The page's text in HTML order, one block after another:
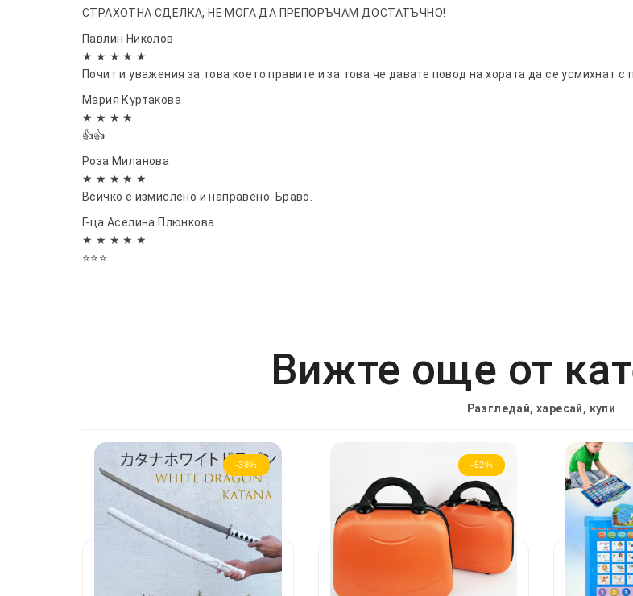
СТРАХОТНА СДЕЛКА, НЕ МОГА ДА ПРЕПОРЪЧАМ ДОСТАТЪЧНО!
Павлин Николов
★ ★ ★ ★ ★
Почит и уважения за това което правите и за това че давате повод на хората да се усмихнат с
Мария Куртакова
★ ★ ★ ★
👍👍
Роза Миланова
★ ★ ★ ★ ★
Всичко е измислено и направено. Браво.
Г-ца Аселина Плюнкова
★ ★ ★ ★ ★
⭐⭐⭐
Вижте още от
Разгледай, харесай, купи
-38% -52%